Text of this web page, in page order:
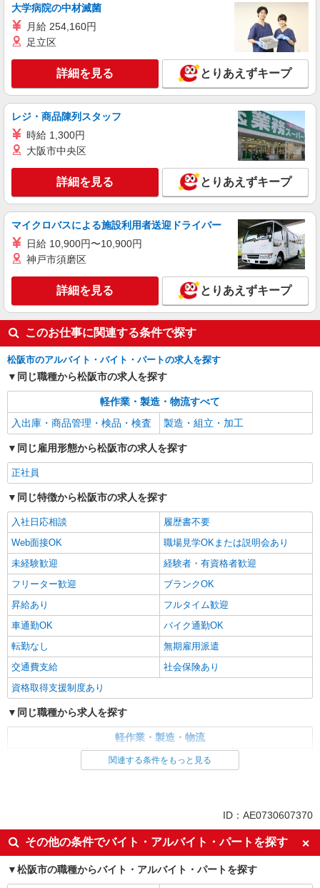
派遣社員
株式会社グロップ 三重オフィス
フィルム製品の原料の運搬／2交替／空調完備
時給1,500円〜1,875円＋交通費全額支給 ※残
業発生時および深夜帯（22:00〜5:00）の勤務は時
給25％アップ ※交通費支給規定あり ※給与の希
望日払い制度あり 【月収例】 ＊月20日勤務の場
合 時給1,500円×8時間×20日＋深夜割増（70時
間）＋残業代（40時間）⇒341,250円＋交通費
雇入れ直後：三重県松阪市 変更の範囲：会社
の定める就業場所
キープ 詳細を見る
パーソルファクトリーパートナーズ株式会社
ゴムホースの加工（2交替）
基本時給1300円・深夜時給1625円 ※交通費全
額支給（規定あり） 【月収例】22.7万円（20日勤
務＋深夜60h ※残業なしの場合）
キープ 詳細を見る
大学病院の中材滅菌
月給 254,160円
足立区
詳細を見る とりあえずキープ
レジ・商品陳列スタッフ
時給 1,300円
大阪市中央区
詳細を見る とりあえずキープ
マイクロバスによる施設利用者送迎ドライバー
日給 10,900円〜10,900円
神戸市須磨区
詳細を見る とりあえずキープ
このお仕事に関連する条件で探す
松阪市のアルバイト・バイト・パートの求人を探す
同じ職種から松阪市の求人を探す
軽作業・製造・物流すべて
入出庫・商品管理・検品・検査
製造・組立・加工
同じ雇用形態から松阪市の求人を探す
正社員
同じ特徴から松阪市の求人を探す
入社日応相談
履歴書不要
Web面接OK
職場見学OKまたは説明会あり
未経験歓迎
経験者・有資格者歓迎
フリーター歓迎
ブランクOK
昇給あり
フルタイム歓迎
車通勤OK
バイク通勤OK
転勤なし
無期雇用派遣
交通費支給
社会保険あり
資格取得支援制度あり
同じ職種から求人を探す
軽作業・製造・物流
入出庫・商品管理・検品・検査
製造・組立・加工
交通費支給
社会保険あり
関連する条件をもっと見る
ID：AE0730607370
その他の条件でバイト・アルバイト・パートを探す
松阪市の職種からバイト・アルバイト・パートを探す